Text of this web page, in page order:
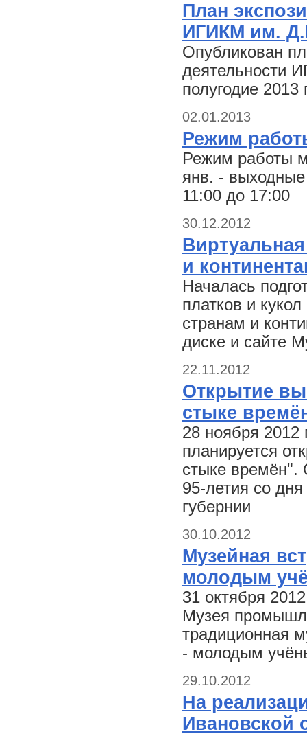
План
ИГИКМ им.
Опубликован
деятельности
полугодие 2013
02.01.2013
Режим
Режим работы
янв. -
11:00 до 17:00
30.12.2012
и
Началась
платков и
странам и
диске и сайте
22.11.2012
Открытие
стыке
28 ноября 2012
планируется
стыке времён".
95-летия со
губернии
30.10.2012
Музейная
молодым
31 октября
Музея
традиционная
- молодым
29.10.2012
На
Ивановской